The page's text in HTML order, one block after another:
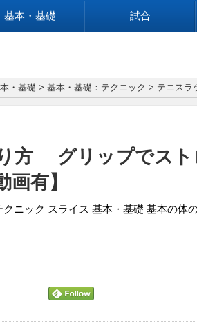
基本・基礎 試合
・基礎 > 基本・基礎：テクニック > テニスラ
方 グリップでスト
有】
クニック スライス 基本・基礎 基本の体